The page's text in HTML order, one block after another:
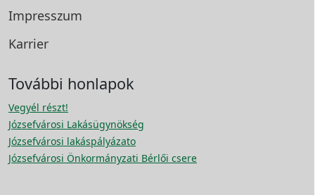
Impresszum
Karrier
További honlapok
Vegyél részt!
Józsefvárosi Lakásügynökség
Józsefvárosi lakáspályázato
Józsefvárosi Önkormányzati Bérlői csere